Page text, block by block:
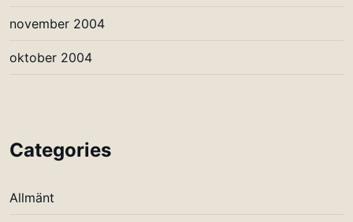
november 2004
oktober 2004
Categories
Allmänt